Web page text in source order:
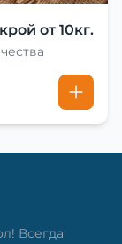
от 10кг.
Всегда